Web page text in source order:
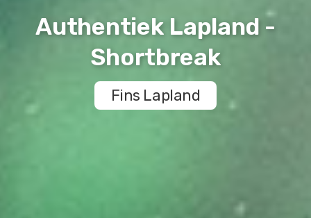
Authentiek Lapland -
Shortbreak
Fins Lapland